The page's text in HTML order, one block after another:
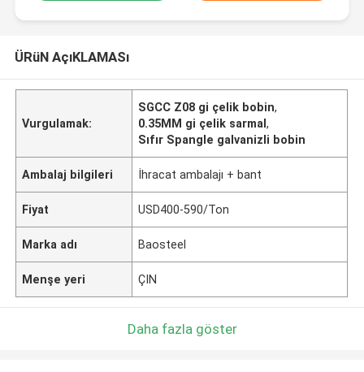
ÜRüN AçıKLAMASı
Vurgulamak:
SGCC Z08 gi çelik bobin,
0.35MM gi çelik sarmal,
Sıfır Spangle galvanizli bobin
Ambalaj bilgileri İhracat ambalajı + bant
Fiyat USD400-590/Ton
Marka adı Baosteel
Menşe yeri ÇIN
Daha fazla göster